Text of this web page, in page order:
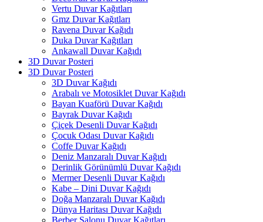
Vertu Duvar Kağıtları
Gmz Duvar Kağıtları
Ravena Duvar Kağıdı
Duka Duvar Kağıtları
Ankawall Duvar Kağıdı
3D Duvar Posteri
3D Duvar Posteri
3D Duvar Kağıdı
Arabalı ve Motosiklet Duvar Kağıdı
Bayan Kuaförü Duvar Kağıdı
Bayrak Duvar Kağıdı
Çiçek Desenli Duvar Kağıdı
Çocuk Odası Duvar Kağıdı
Coffe Duvar Kağıdı
Deniz Manzaralı Duvar Kağıdı
Derinlik Görünümlü Duvar Kağıdı
Mermer Desenli Duvar Kağıdı
Kabe – Dini Duvar Kağıdı
Doğa Manzaralı Duvar Kağıdı
Dünya Haritası Duvar Kağıdı
Berber Salonu Duvar Kağıtları